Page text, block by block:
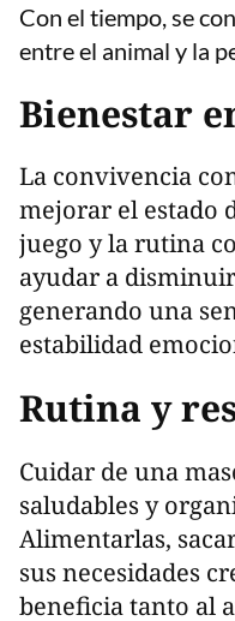
Con el tiempo, se
entre el animal y la
Bienestar
La convivencia
mejorar el estado
juego y la rutina
ayudar a
generando una
estabilidad
Rutina y
Cuidar de una
saludables y
Alimentarlas,
sus necesidades
beneficia tanto al